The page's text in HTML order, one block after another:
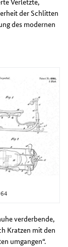
der Schlitten
des modernen
verderbende,
Kratzen mit den
umgangen“.